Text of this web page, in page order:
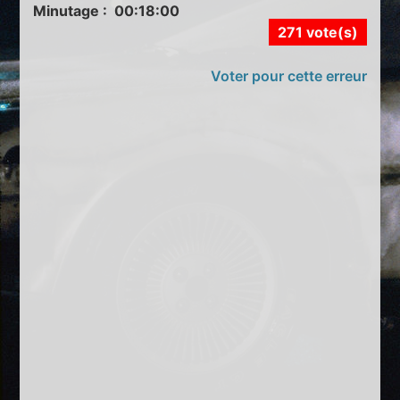
Minutage : 00:18:00
271 vote(s)
Voter pour cette erreur